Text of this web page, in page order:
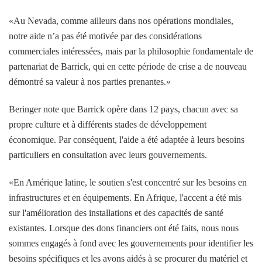
«Au Nevada, comme ailleurs dans nos opérations mondiales,
notre aide n’a pas été motivée par des considérations
commerciales intéressées, mais par la philosophie fondamentale de
partenariat de Barrick, qui en cette période de crise a de nouveau
démontré sa valeur à nos parties prenantes.»
Beringer note que Barrick opère dans 12 pays, chacun avec sa
propre culture et à différents stades de développement
économique. Par conséquent, l'aide a été adaptée à leurs besoins
particuliers en consultation avec leurs gouvernements.
«En Amérique latine, le soutien s'est concentré sur les besoins en
infrastructures et en équipements. En Afrique, l'accent a été mis
sur l'amélioration des installations et des capacités de santé
existantes. Lorsque des dons financiers ont été faits, nous nous
sommes engagés à fond avec les gouvernements pour identifier les
besoins spécifiques et les avons aidés à se procurer du matériel et